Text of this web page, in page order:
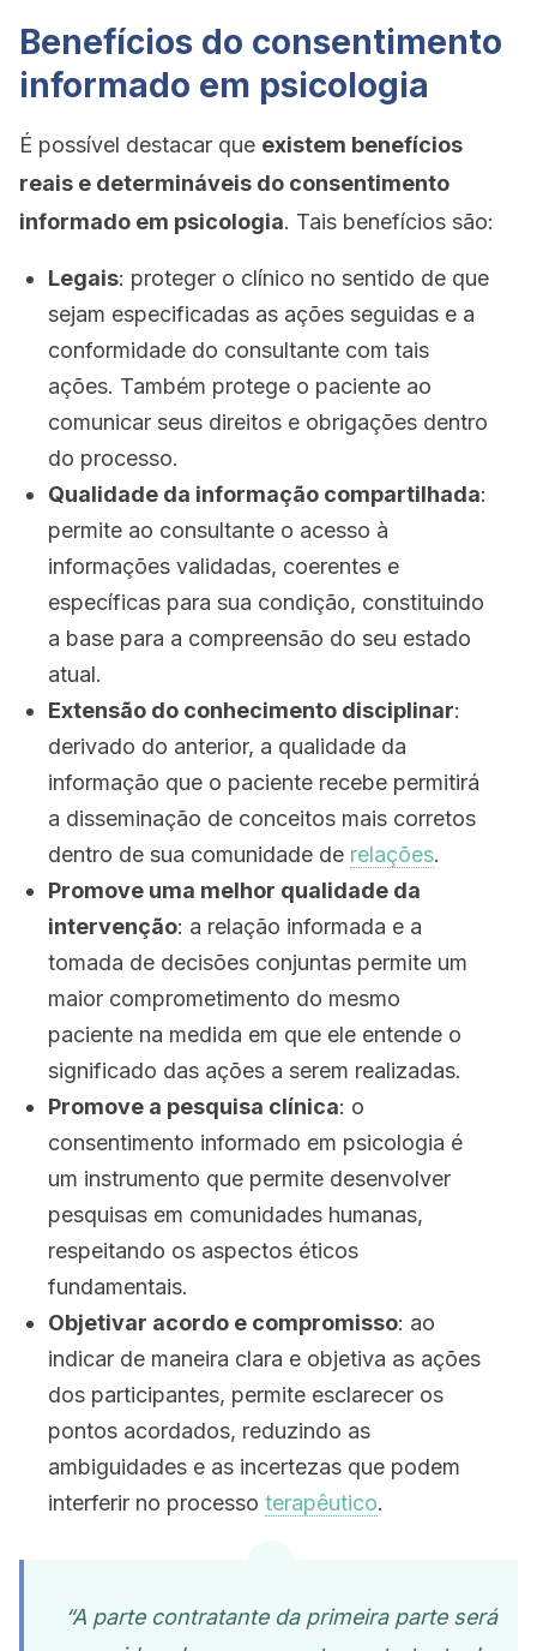
Benefícios do consentimento
informado em psicologia
É possível destacar que existem benefícios
reais e determináveis ​​do consentimento
informado em psicologia. Tais benefícios são:
Legais: proteger o clínico no sentido de que
sejam especificadas as ações seguidas e a
conformidade do consultante com tais
ações. Também protege o paciente ao
comunicar seus direitos e obrigações dentro
do processo.
Qualidade da informação compartilhada:
permite ao consultante o acesso à
informações validadas, coerentes e
específicas para sua condição, constituindo
a base para a compreensão do seu estado
atual.
Extensão do conhecimento disciplinar:
derivado do anterior, a qualidade da
informação que o paciente recebe permitirá
a disseminação de conceitos mais corretos
dentro de sua comunidade de relações.
Promove uma melhor qualidade da
intervenção: a relação informada e a
tomada de decisões conjuntas permite um
maior comprometimento do mesmo
paciente na medida em que ele entende o
significado das ações a serem realizadas.
Promove a pesquisa clínica: o
consentimento informado em psicologia é
um instrumento que permite desenvolver
pesquisas em comunidades humanas,
respeitando os aspectos éticos
fundamentais.
Objetivar acordo e compromisso: ao
indicar de maneira clara e objetiva as ações
dos participantes, permite esclarecer os
pontos acordados, reduzindo as
ambiguidades e as incertezas que podem
interferir no processo terapêutico.
“A parte contratante da primeira parte será